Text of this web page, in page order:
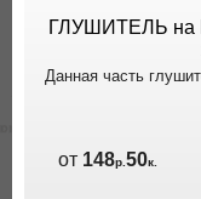
ГЛУШИТЕЛЬ на
Данная часть
от 148р. 50к.